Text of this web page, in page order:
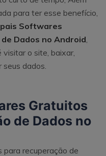
para ter esse benefício,
Softwares
Dados no Android
o site, baixar,
dados.
Gratuitos
de Dados no
para recuperação de